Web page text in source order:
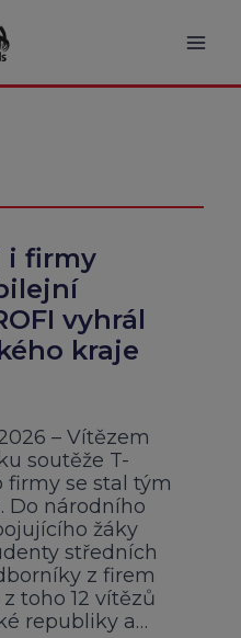
i firmy
vyhrál
kraje
– Vítězem
soutěže T-
firmy se stal tým
Do národního
žáky
středních
z firem
toho 12 vítězů
republiky a…